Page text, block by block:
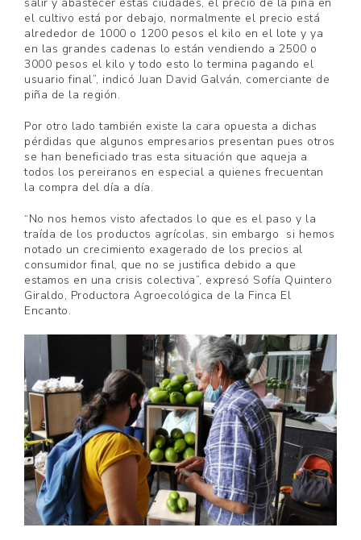
el cultivo está por debajo, normalmente el precio está
alrededor de 1000 o 1200 pesos el kilo en el lote y ya
en las grandes cadenas lo están vendiendo a 2500 o
3000 pesos el kilo y todo esto lo termina pagando el
usuario final”, indicó Juan David Galván, comerciante de
piña de la región.
Por otro lado también existe la cara opuesta a dichas
pérdidas que algunos empresarios presentan pues otros
se han beneficiado tras esta situación que aqueja a
todos los pereiranos en especial a quienes frecuentan
la compra del día a día.
“No nos hemos visto afectados lo que es el paso y la
traída de los productos agrícolas, sin embargo si hemos
notado un crecimiento exagerado de los precios al
consumidor final, que no se justifica debido a que
estamos en una crisis colectiva”, expresó Sofía Quintero
Giraldo, Productora Agroecológica de la Finca El
Encanto.